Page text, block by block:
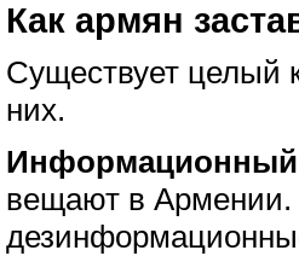
Как армян
Существует целый
них.
Информационный
вещают в